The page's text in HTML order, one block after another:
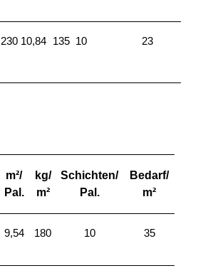
230 10,84 135 10 23
m²/
Pal.
kg/
m²
Schichten/
Pal.
Bedarf/
m²
9,54 180 10 35